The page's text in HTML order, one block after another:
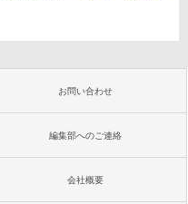
お問い合わせ
編集部へのご連絡
会社概要